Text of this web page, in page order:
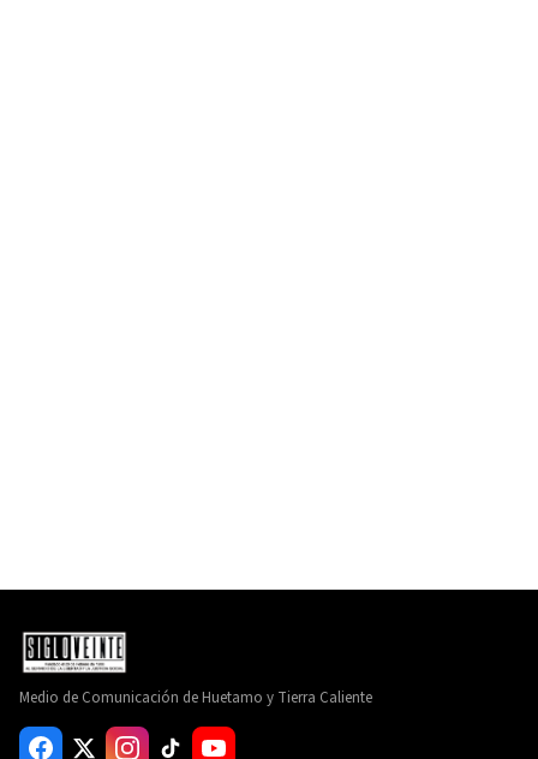
Medio de Comunicación de Huetamo y Tierra Caliente